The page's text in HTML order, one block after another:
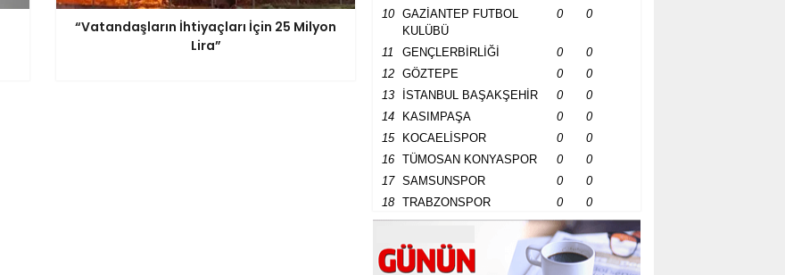
“Vatandaşların İhtiyaçları İçin 25 Milyon
Lira”
10
GAZİANTEP FUTBOL
KULÜBÜ
0 0
11 GENÇLERBİRLİĞİ 0
0
12
GÖZTEPE 0
0
13
İSTANBUL BAŞAKŞEHİR 0
0
14
KASIMPAŞA 0
0
15
KOCAELİSPOR 0
0
16
TÜMOSAN KONYASPOR 0
0
17
SAMSUNSPOR 0
0
18
TRABZONSPOR 0 0